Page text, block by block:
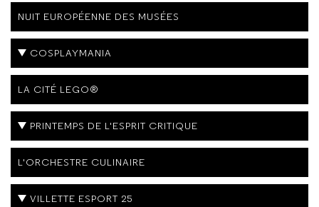
NUIT EUROPÉENNE DES MUSÉES
COSPLAYMANIA
LA CITÉ LEGO®
PRINTEMPS DE L'ESPRIT CRITIQUE
L'ORCHESTRE CULINAIRE
VILLETTE ESPORT 25